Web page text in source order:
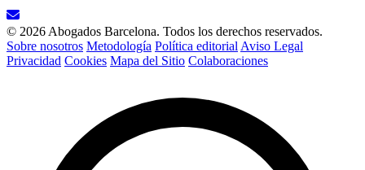
© 2026 Abogados Barcelona. Todos los derechos reservados.
Sobre nosotros Metodología Política editorial Aviso Legal
Privacidad Cookies Mapa del Sitio Colaboraciones